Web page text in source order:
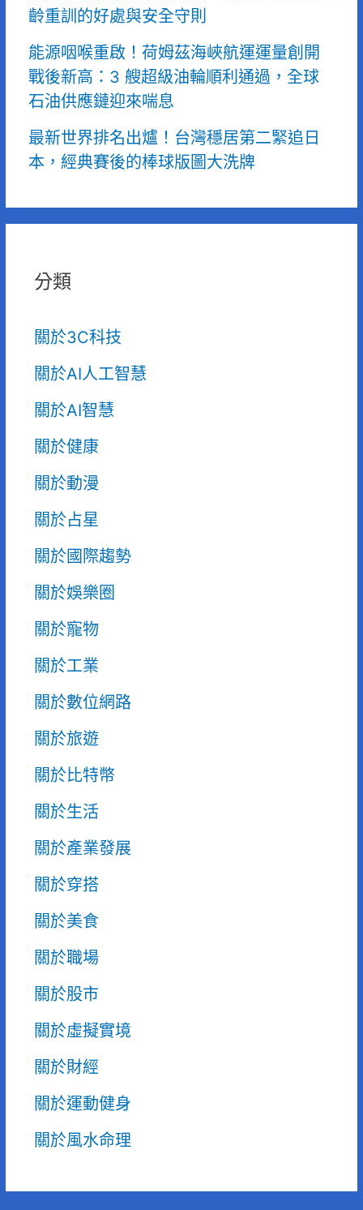
齡重訓的好處與安全守則
能源咽喉重啟！荷姆茲海峽航運運量創開
戰後新高：3 艘超級油輪順利通過，全球
石油供應鏈迎來喘息
最新世界排名出爐！台灣穩居第二緊追日
本，經典賽後的棒球版圖大洗牌
分類
關於3C科技
關於AI人工智慧
關於AI智慧
關於健康
關於動漫
關於占星
關於國際趨勢
關於娛樂圈
關於寵物
關於工業
關於數位網路
關於旅遊
關於比特幣
關於生活
關於產業發展
關於穿搭
關於美食
關於職場
關於股市
關於虛擬實境
關於財經
關於運動健身
關於風水命理